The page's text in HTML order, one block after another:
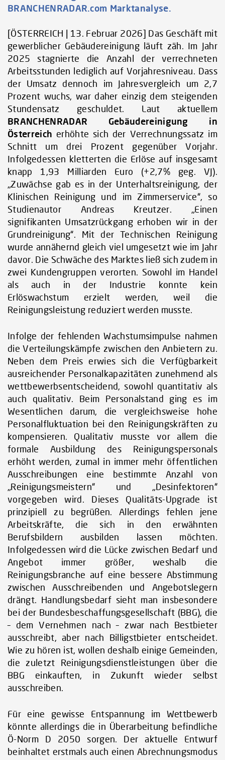
BRANCHENRADAR.com Marktanalyse.
[ÖSTERREICH | 13. Februar 2026] Das Geschäft mit
gewerblicher Gebäudereinigung läuft zäh. Im Jahr
2025 stagnierte die Anzahl der verrechneten
Arbeitsstunden lediglich auf Vorjahresniveau. Dass
der Umsatz dennoch im Jahresvergleich um 2,7
Prozent wuchs, war daher einzig dem steigenden
Stundensatz geschuldet. Laut aktuellem
BRANCHENRADAR Gebäudereinigung in
Österreich erhöhte sich der Verrechnungssatz im
Schnitt um drei Prozent gegenüber Vorjahr.
Infolgedessen kletterten die Erlöse auf insgesamt
knapp 1,93 Milliarden Euro (+2,7% geg. VJ).
„Zuwächse gab es in der Unterhaltsreinigung, der
Klinischen Reinigung und im Zimmerservice“, so
Studienautor Andreas Kreutzer. „Einen
signifikanten Umsatzrückgang erhoben wir in der
Grundreinigung“. Mit der Technischen Reinigung
wurde annähernd gleich viel umgesetzt wie im Jahr
davor. Die Schwäche des Marktes ließ sich zudem in
zwei Kundengruppen verorten. Sowohl im Handel
als auch in der Industrie konnte kein
Erlöswachstum erzielt werden, weil die
Reinigungsleistung reduziert werden musste.
Infolge der fehlenden Wachstumsimpulse nahmen
die Verteilungskämpfe zwischen den Anbietern zu.
Neben dem Preis erwies sich die Verfügbarkeit
ausreichender Personalkapazitäten zunehmend als
wettbewerbsentscheidend, sowohl quantitativ als
auch qualitativ. Beim Personalstand ging es im
Wesentlichen darum, die vergleichsweise hohe
Personalfluktuation bei den Reinigungskräften zu
kompensieren. Qualitativ musste vor allem die
formale Ausbildung des Reinigungspersonals
erhöht werden, zumal in immer mehr öffentlichen
Ausschreibungen eine bestimmte Anzahl von
„Reinigungsmeistern“ und „Desinfektoren“
vorgegeben wird. Dieses Qualitäts-Upgrade ist
prinzipiell zu begrüßen. Allerdings fehlen jene
Arbeitskräfte, die sich in den erwähnten
Berufsbildern ausbilden lassen möchten.
Infolgedessen wird die Lücke zwischen Bedarf und
Angebot immer größer, weshalb die
Reinigungsbranche auf eine bessere Abstimmung
zwischen Ausschreibenden und Angebotslegern
drängt. Handlungsbedarf sieht man insbesondere
bei der Bundesbeschaffungsgesellschaft (BBG), die
– dem Vernehmen nach – zwar nach Bestbieter
ausschreibt, aber nach Billigstbieter entscheidet.
Wie zu hören ist, wollen deshalb einige Gemeinden,
die zuletzt Reinigungsdienstleistungen über die
BBG einkauften, in Zukunft wieder selbst
ausschreiben.
Für eine gewisse Entspannung im Wettbewerb
könnte allerdings die in Überarbeitung befindliche
Ö-Norm D 2050 sorgen. Der aktuelle Entwurf
beinhaltet erstmals auch einen Abrechnungsmodus